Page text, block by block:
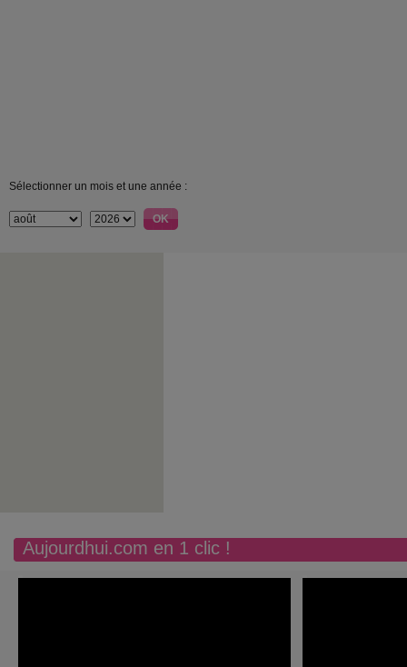
Sélectionner un mois et une année :
Aujourdhui.com en 1 clic !